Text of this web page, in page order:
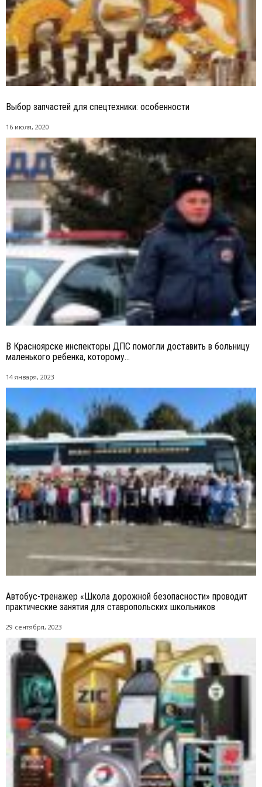
Выбор запчастей для спецтехники: особенности
16 июля, 2020
В Красноярске инспекторы ДПС помогли доставить в больницу
маленького ребенка, которому...
14 января, 2023
Автобус-тренажер «Школа дорожной безопасности» проводит
практические занятия для ставропольских школьников
29 сентября, 2023